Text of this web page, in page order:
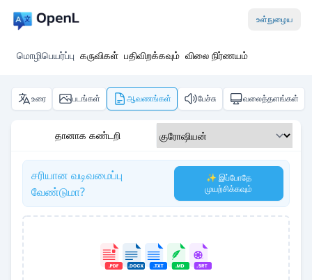
உள்நுழைய
மொழிபெயர்ப்பு கருவிகள் பதிவிறக்கவும் விலை நிர்ணயம்
உரை படங்கள் ஆவணங்கள் பேச்சு வலைத்தளங்கள்
தானாக கண்டறி
சரியான வடிவமைப்பு
வேண்டுமா?
✨ இப்போதே
முயற்சிக்கவும்